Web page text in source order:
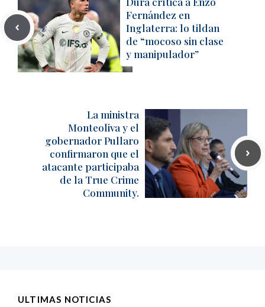
Fernández en
Inglaterra: lo tildan
de “mocoso sin clase
y manipulador”
La ministra
Monteoliva y el
gobernador Pullaro
confirmaron que el
atacante participaba
de la True Crime
Community.
ULTIMAS NOTICIAS